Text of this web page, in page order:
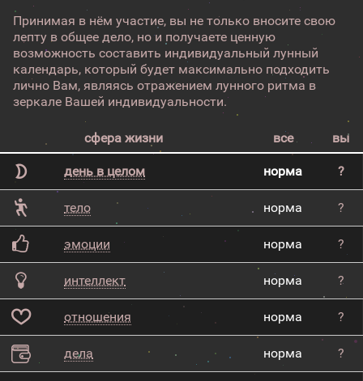
Принимая в нём участие, вы не только вносите свою
лепту в общее дело, но и получаете ценную
возможность составить индивидуальный лунный
календарь, который будет максимально подходить
лично Вам, являясь отражением лунного ритма в
зеркале Вашей индивидуальности.
сфера жизни все вы
день в целом норма ?
тело норма ?
эмоции норма ?
интеллект норма ?
отношения норма ?
дела норма ?